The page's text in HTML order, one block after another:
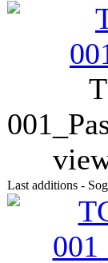
Last additions -